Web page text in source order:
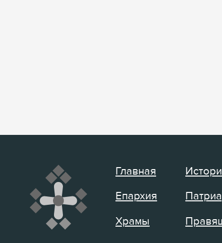
Главная
Епархия
Храмы